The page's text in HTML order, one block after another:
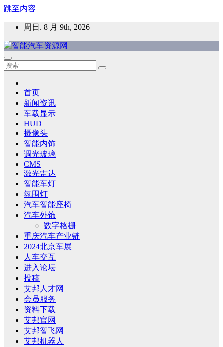
跳至内容
周日. 8 月 9th, 2026
智能汽车资源网
智能表面，智能内饰，新能源汽车，HMI，人车交互，智能车
首页
新闻资讯
车载显示
HUD
摄像头
智能内饰
调光玻璃
CMS
激光雷达
智能车灯
氛围灯
汽车智能座椅
汽车外饰
数字格栅
重庆汽车产业链
2024北京车展
人车交互
进入论坛
投稿
艾邦人才网
会员服务
资料下载
艾邦官网
艾邦智飞网
艾邦机器人